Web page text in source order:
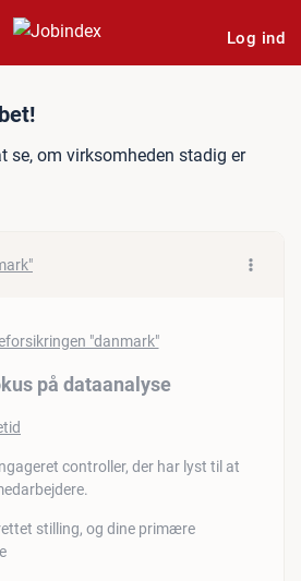
Log ind
Controller
se, om virksomheden stadig er
på dataanalyse
controller, der har lyst til at
stilling, og dine primære